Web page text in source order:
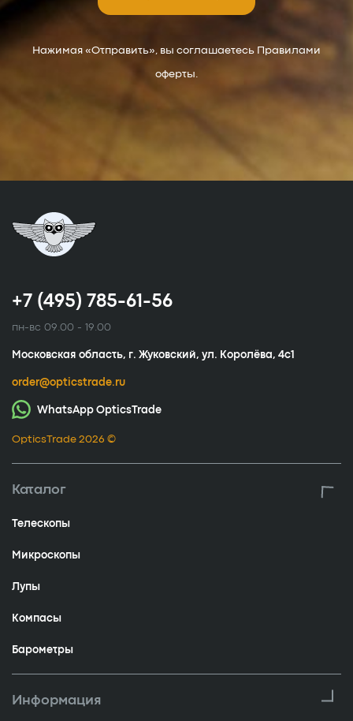
Нажимая «Отправить», вы соглашаетесь Правилами
оферты.
+7 (495) 785-61-56
пн-вс 09.00 - 19.00
Московская область, г. Жуковский, ул. Королёва, 4с1
order@opticstrade.ru
WhatsApp OpticsTrade
OpticsTrade 2026 ©
Каталог
Телескопы
Микроскопы
Лупы
Компасы
Барометры
Информация